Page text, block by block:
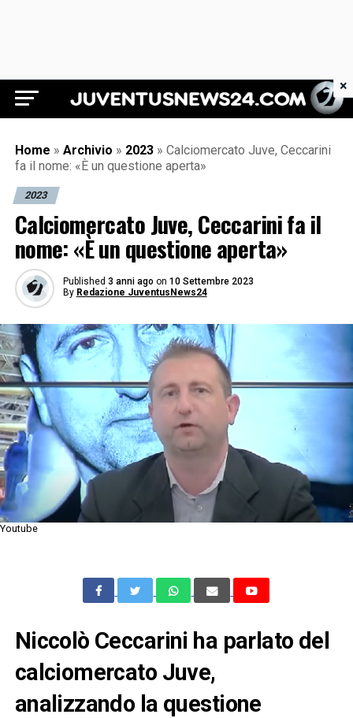
Juventus News 24
Home » Archivio » 2023 » Calciomercato Juve, Ceccarini
fa il nome: «È un questione aperta»
2023
Calciomercato Juve, Ceccarini fa il
nome: «È un questione aperta»
Published 3 anni ago on 10 Settembre 2023
By Redazione JuventusNews24
Youtube
Niccolò Ceccarini ha parlato del
calciomercato Juve,
analizzando la questione
×